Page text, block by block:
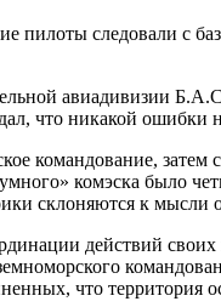
пилоты следовали с
авиадивизии
что никакой ошибки
командование,
комэска
склоняются к
действий
что территория